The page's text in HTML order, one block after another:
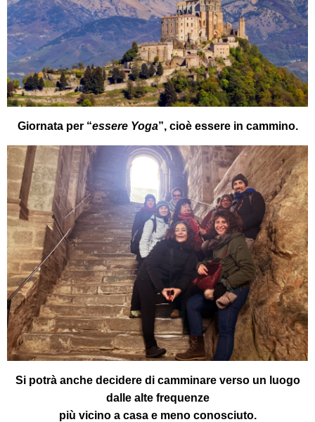
Giornata per “essere Yoga”, cioè essere in cammino.
Si potrà anche decidere di camminare verso un luogo
dalle alte frequenze
più vicino a casa e meno conosciuto.